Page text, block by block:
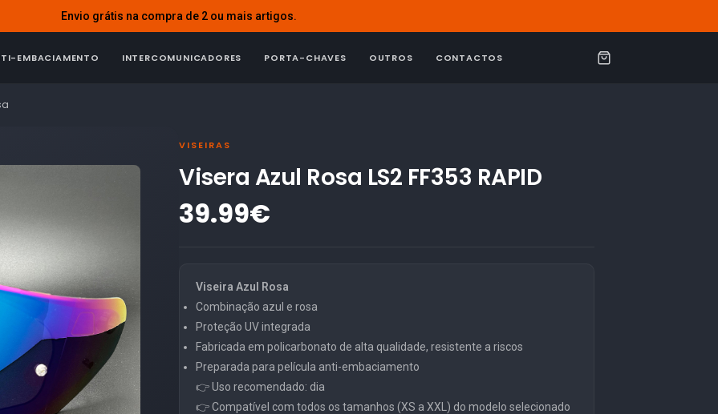
Envio grátis na compra de 2 ou mais artigos.
EMBACIAMENTO INTERCOMUNICADORES PORTA-CHAVES OUTROS CONTACTOS
C
VISEIRAS
Visera Azul Rosa LS2 FF353 RAPID
39.99€
Viseira Azul Rosa
Combinação azul e rosa
Proteção UV integrada
Fabricada em policarbonato de alta qualidade, resistente a riscos
Preparada para película anti-embaciamento
👉 Uso recomendado: dia
👉 Compatível com todos os tamanhos (XS a XXL) do modelo selecionado